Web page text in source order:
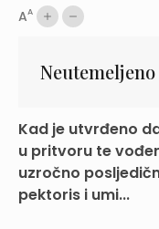
AA
Kad je utvrđeno
u pritvoru te
uzročno
pektoris i umi...